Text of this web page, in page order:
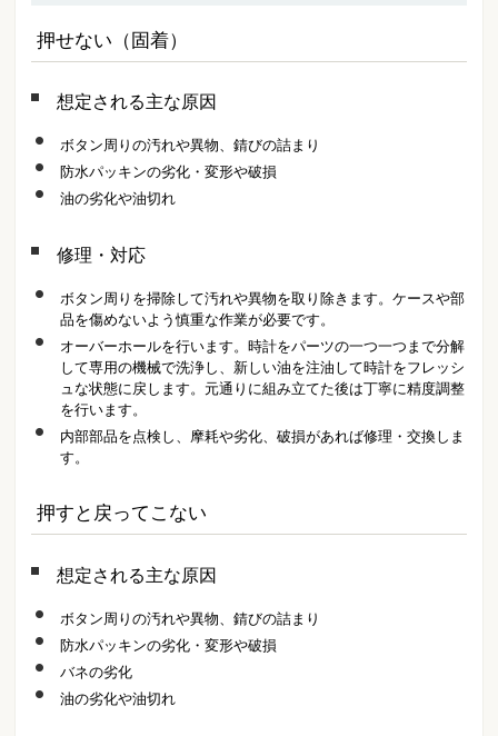
押せない（固着）
想定される主な原因
ボタン周りの汚れや異物、錆びの詰まり
防水パッキンの劣化・変形や破損
油の劣化や油切れ
修理・対応
ボタン周りを掃除して汚れや異物を取り除きます。ケースや部
品を傷めないよう慎重な作業が必要です。
オーバーホールを行います。時計をパーツの一つ一つまで分解
して専用の機械で洗浄し、新しい油を注油して時計をフレッシ
ュな状態に戻します。元通りに組み立てた後は丁寧に精度調整
を行います。
内部部品を点検し、摩耗や劣化、破損があれば修理・交換しま
す。
押すと戻ってこない
想定される主な原因
ボタン周りの汚れや異物、錆びの詰まり
防水パッキンの劣化・変形や破損
バネの劣化
油の劣化や油切れ